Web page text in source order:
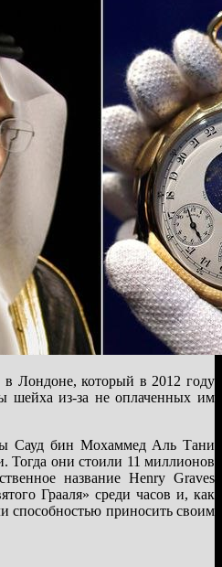
в Лондоне, который в 2012 году
шейха из-за не оплаченных им
Сауд бин Мохаммед Аль Тани
Тогда они стоили 11 миллионов
название Henry Graves
Грааля» среди часов и, как
способностью приносить своим